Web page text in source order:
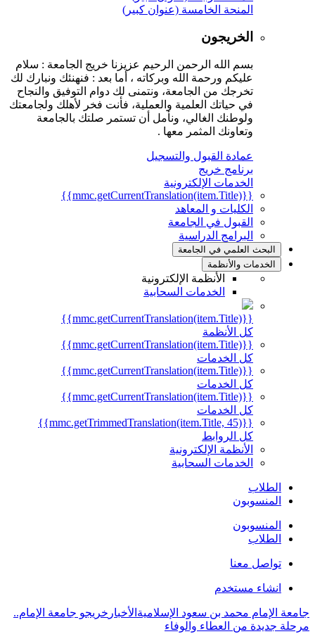
المنحة الخامسة (عنوان كبير)
الخريجون
بسم الله الرحمن الرحيم عزيزنا خريج الجامعة : سلام
عليكم ورحمة الله وبركاته ، أما بعد : فنهنئك ونبارك لك
تخرجك من الجامعة، ونتمنى لك دوام التوفيق والنجاح
في حياتك العلمية والعملية، فأنت فخر لأهلك ولجامعتك
ولوطنك الغالي، ونأمل أن تستمر صلتك بالجامعة
وتعاونك المثمر معها .
عمادة القبول والتسجيل
برنامج خريج
الخدمات الإلكترونية
{{mmc.getCurrentTranslation(item.Title)}}
الكليات و المعاهد
القبول في الجامعة
البرامج الدراسية
البحث العلمي في الجامعة
الخدمات والأنظمة
الأنظمة الإلكترونية
الخدمات السحابية
{{mmc.getCurrentTranslation(item.Title)}}
كل الأنظمة
{{mmc.getCurrentTranslation(item.Title)}}
كل الخدمات
{{mmc.getCurrentTranslation(item.Title)}}
كل الخدمات
{{mmc.getCurrentTranslation(item.Title)}}
كل الخدمات
{{mmc.getTrimmedTranslation(item.Title, 45)}}
كل الروابط
الأنظمة الإلكترونية
الخدمات السحابية
الطلاب
المنسوبون
المنسوبون
الطلاب
تواصل معنا
انشاء مستخدم
جامعة الإمام محمد بن سعود الإسلامية الأخبار خريجو جامعة الإمام..
مرحلة جديدة من العطاء والوفاء